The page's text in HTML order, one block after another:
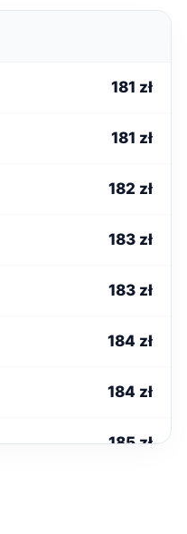
181 zł
181 zł
182 zł
183 zł
183 zł
184 zł
184 zł
185 zł